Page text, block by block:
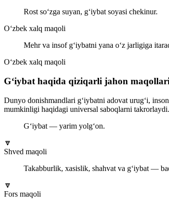
Rost so‘zga suyan, g‘iybat soyasi chekinur.
O‘zbek xalq maqoli
Mehr va insof g‘iybatni yana o‘z jarligiga
O‘zbek xalq maqoli
G‘iybat haqida qiziqarli jahon maqollari
Dunyo donishmandlari g‘iybatni adovat urug‘i,
mumkinligi haqidagi universal saboqlarni takrorlaydi.
G‘iybat — yarim yolg‘on.
🔽
Shved maqoli
Takabburlik, xasislik, shahvat va g‘iybat —
🔽
Fors maqoli